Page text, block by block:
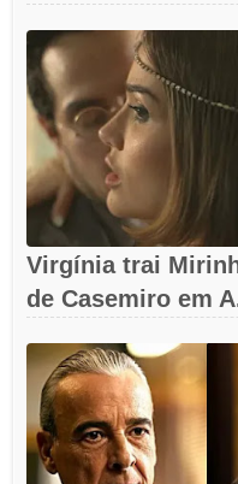
Virgínia trai
de Casemiro em